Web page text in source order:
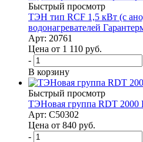
Быстрый просмотр
ТЭН тип RCF 1,5 кВт (с
водонагревателей
Арт: 20761
Цена от 1 110 руб.
-
В корзину
Быстрый просмотр
ТЭНовая группа RDT 2000
Арт: C50302
Цена от 840 руб.
-